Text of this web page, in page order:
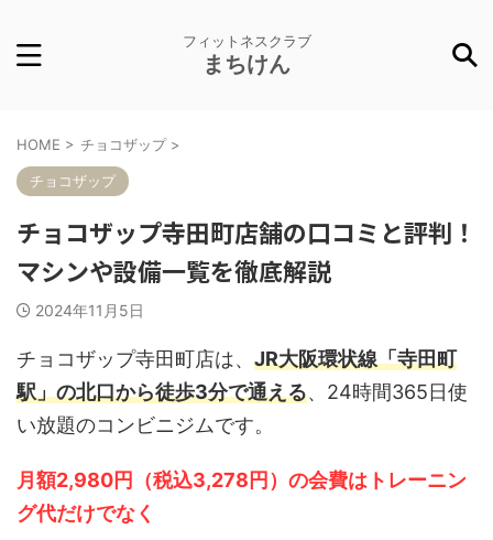
フィットネスクラブ
まちけん
HOME > チョコザップ >
チョコザップ
チョコザップ寺田町店舗の口コミと評判！
マシンや設備一覧を徹底解説
2024年11月5日
チョコザップ寺田町店は、 JR大阪環状線「寺田町
駅」の北口から徒歩3分で通える、24時間365日使
い放題のコンビニジムです。
月額2,980円（税込3,278円）の会費はトレーニン
グ代だけでなく